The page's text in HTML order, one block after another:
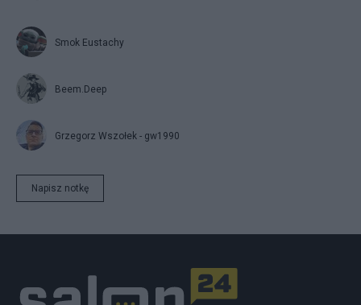
Smok Eustachy
Beem.Deep
Grzegorz Wszołek - gw1990
Napisz notkę